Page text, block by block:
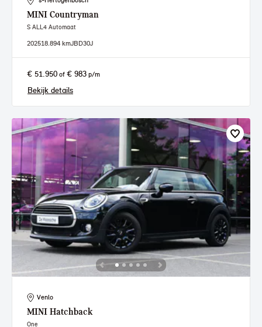
MINI Countryman
S ALL4 Automaat
202518.894 kmJBD30J
€ 51.950 of € 983 p/m
Bekijk details
Venlo
MINI Hatchback
One